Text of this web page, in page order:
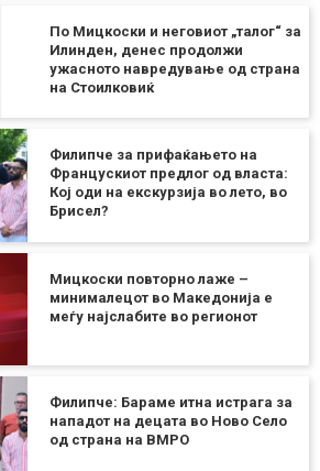
По Мицкоски и неговиот „талог“ за
Илинден, денес продолжи
ужасното навредување од страна
на Стоилковиќ
Филипче за прифаќањето на
Францускиот предлог од власта:
Кој оди на екскурзија во лето, во
Брисел?
Мицкоски повторно лаже –
минималецот во Македонија е
меѓу најслабите во регионот
Филипче: Бараме итна истрага за
нападот на децата во Ново Село
од страна на ВМРО